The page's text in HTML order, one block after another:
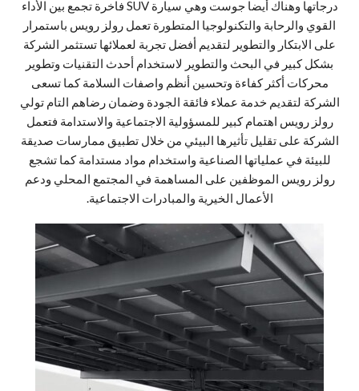
درجاتها وهناك أيضا جوست وهي سيارة SUV فاخرة تجمع بين الأداء
القوي والرحابة والتكنولوجيا المتطورة تعمل رولز رويس باستمرار
على الابتكار والتطوير لتقديم أفضل تجربة لعملائها تستثمر الشركة
بشكل كبير في البحث والتطوير لاستخدام أحدث التقنيات وتطوير
محركات أكثر كفاءة وتحسين أنظم واصفات السلامة كما تسعى
الشركة لتقديم خدمة عملاء فائقة الجودة وضمان رضاهم التام تولي
رولز رويس اهتمام كبير للمسؤولية الاجتماعية والاستدامة فتعمل
الشركة على تقليل تأثيرها البيئي من خلال تطبيق ممارسات صديقة
للبيئة في عملياتها الصناعية واستخدام مواد مستدامة كما تشجع
رولز رويس الموظفين على المساهمة في المجتمع المحلي ودعم
الأعمال الخيرية والمبادرات الاجتماعية.